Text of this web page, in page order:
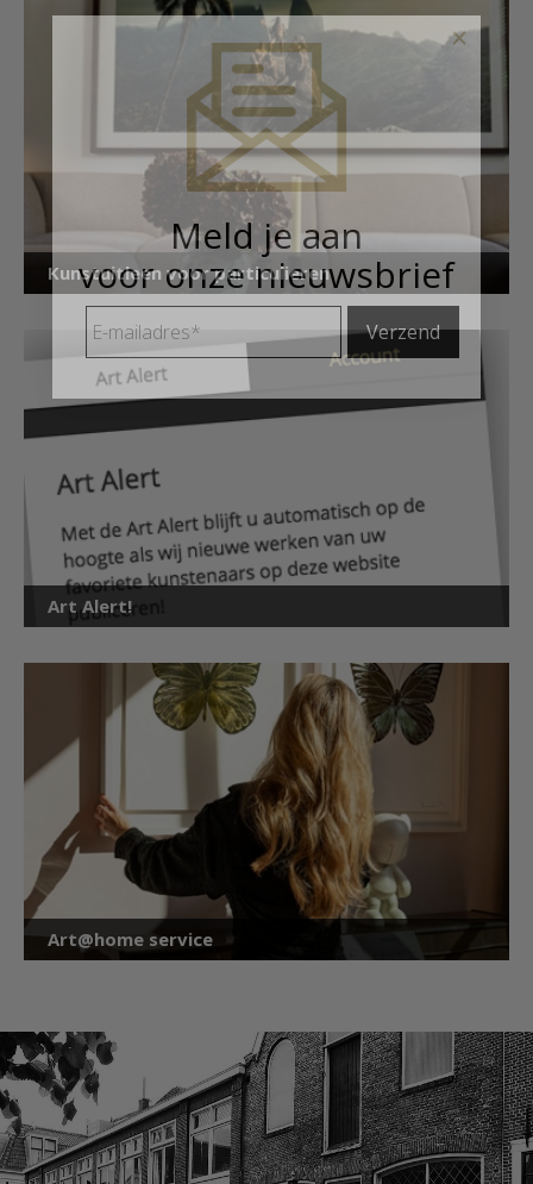
Kunstuitleen voor particulieren
Art Alert!
Art@home service
Meld je aan
voor onze nieuwsbrief
mailadres *
×